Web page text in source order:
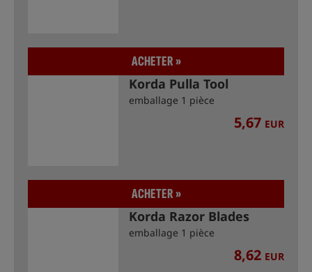
ACHETER »
Korda Pulla Tool
emballage 1 pièce
5,67 EUR
ACHETER »
Korda Razor Blades
emballage 1 pièce
8,62 EUR